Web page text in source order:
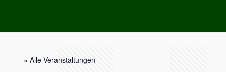
« Alle Veranstaltungen